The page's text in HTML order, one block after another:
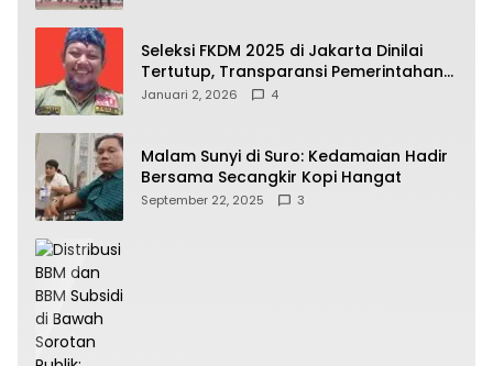
Seleksi FKDM 2025 di Jakarta Dinilai
Tertutup, Transparansi Pemerintahan
Pramono–Rano Dipertanyakan
Januari 2, 2026 4
Malam Sunyi di Suro: Kedamaian Hadir
Bersama Secangkir Kopi Hangat
September 22, 2025 3